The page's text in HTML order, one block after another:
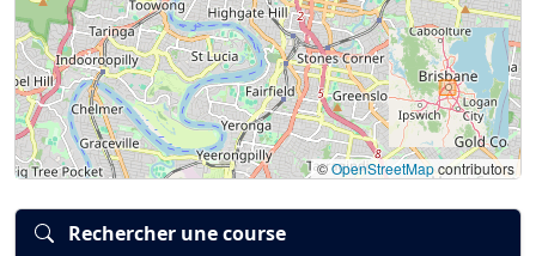
©OpenStreetMapcontributors
Rechercher une course